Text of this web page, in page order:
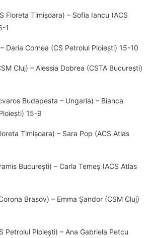
Floreta Timișoara) – Sofia Iancu (ACS
1
Daria Cornea (CS Petrolul Ploiești) 15-10
Cluj) – Alessia Dobrea (CSTA București)
Budapesta – Ungaria) – Bianca
15-9
Timișoara) – Sara Pop (ACS Atlas
București) – Carla Temeș (ACS Atlas
Brașov) – Emma Șandor (CSM Cluj)
Petrolul Ploiești) – Ana Gabriela Petcu